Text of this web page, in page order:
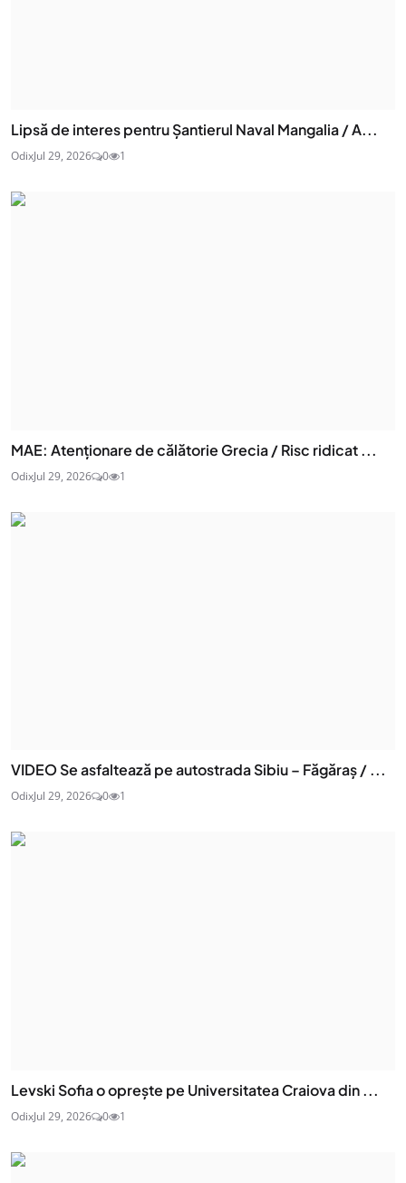
Lipsă de interes pentru Șantierul Naval Mangalia / A...
OdixJul 29, 2026 0 1
MAE: Atenţionare de călătorie Grecia / Risc ridicat ...
OdixJul 29, 2026 0 1
VIDEO Se asfaltează pe autostrada Sibiu – Făgăraș / ...
OdixJul 29, 2026 0 1
Levski Sofia o oprește pe Universitatea Craiova din ...
OdixJul 29, 2026 0 1